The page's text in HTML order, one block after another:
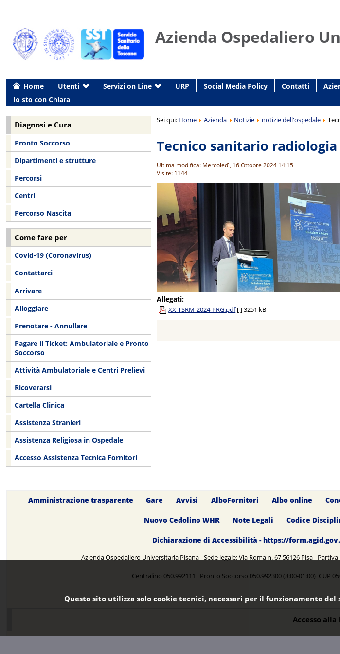
Azienda Ospedaliero
Home Utenti Servizi on Line URP Social Media Policy Contatti
Io sto con Chiara
Sei qui: Home Azienda Notizie notizie dell'ospedale
Tecnico sanitario
Ultima modifica: Mercoledì, 16 Ottobre 2024 14:15
Visite: 1144
Allegati:
XX-TSRM-2024-PRG.pdf [ ]3251 kB
Diagnosi e Cura
Pronto Soccorso
Dipartimenti e strutture
Percorsi
Centri
Percorso Nascita
Come fare per
Covid-19 (Coronavirus)
Contattarci
Arrivare
Alloggiare
Prenotare - Annullare
Pagare il Ticket: Ambulatoriale e Pronto
Soccorso
Attività Ambulatoriale e Centri Prelievi
Ricoverarsi
Cartella Clinica
Assistenza Stranieri
Assistenza Religiosa in Ospedale
Accesso Assistenza Tecnica Fornitori
Amministrazione trasparente Gare Avvisi AlboFornitori Albo online
Nuovo Cedolino WHR Note Legali Codice
Dichiarazione di Accessibilità - https://
Azienda Ospedaliero Universitaria Pisana - Sede legale: Via Roma n. 67 56126 Pisa -
Centralino 050.992111 Pronto Soccorso 050.992300 (8:00-01:00) CUP
Accesso
Questo sito utilizza solo cookie tecnici, necessari per il funzionamento